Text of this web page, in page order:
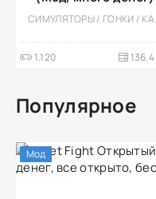
СИМУЛЯТОРЫ /
1.120
Популярное
Мод